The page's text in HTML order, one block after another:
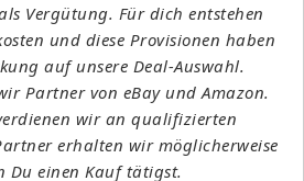
Vergütung. Für dich entstehen
und diese Provisionen haben
auf unsere Deal-Auswahl.
Partner von eBay und Amazon.
wir an qualifizierten
erhalten wir möglicherweise
Du einen Kauf tätigst.